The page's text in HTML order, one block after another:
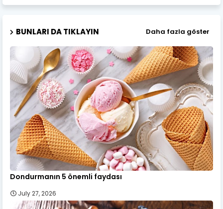
BUNLARI DA TIKLAYIN Daha fazla göster
Dondurmanın 5 önemli faydası
July 27, 2026